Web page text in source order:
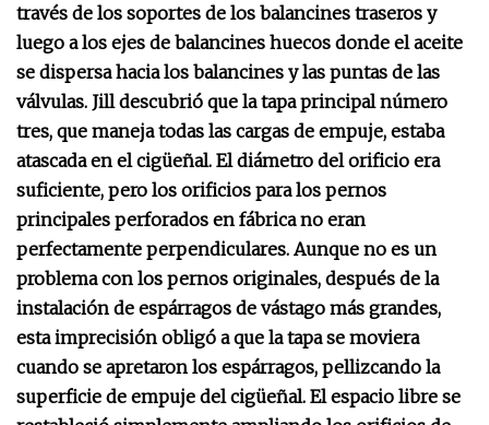
través de los soportes de los balancines traseros y
luego a los ejes de balancines huecos donde el aceite
se dispersa hacia los balancines y las puntas de las
válvulas. Jill descubrió que la tapa principal número
tres, que maneja todas las cargas de empuje, estaba
atascada en el cigüeñal. El diámetro del orificio era
suficiente, pero los orificios para los pernos
principales perforados en fábrica no eran
perfectamente perpendiculares. Aunque no es un
problema con los pernos originales, después de la
instalación de espárragos de vástago más grandes,
esta imprecisión obligó a que la tapa se moviera
cuando se apretaron los espárragos, pellizcando la
superficie de empuje del cigüeñal. El espacio libre se